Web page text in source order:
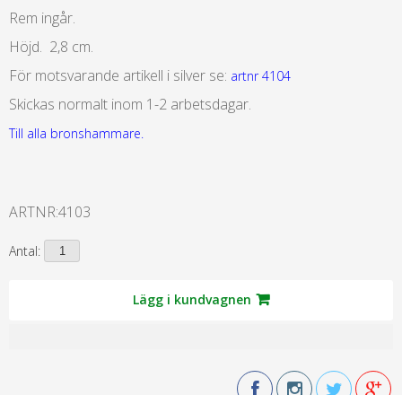
Rem ingår.
Höjd. 2,8 cm.
För motsvarande artikell i silver se: artnr 4104
Skickas normalt inom 1-2 arbetsdagar.
Till alla bronshammare.
ARTNR:4103
Antal:
Lägg i kundvagnen